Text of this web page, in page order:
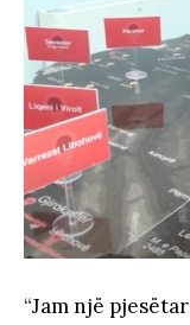
“Jam një